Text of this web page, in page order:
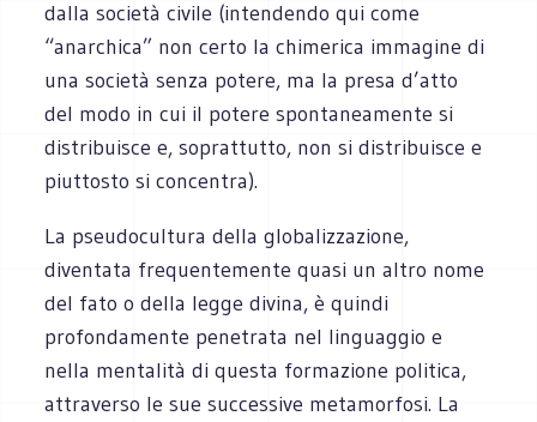
dalla società civile (intendendo qui come
“anarchica” non certo la chimerica immagine di
una società senza potere, ma la presa d’atto
del modo in cui il potere spontaneamente si
distribuisce e, soprattutto, non si distribuisce e
piuttosto si concentra).
La pseudocultura della globalizzazione,
diventata frequentemente quasi un altro nome
del fato o della legge divina, è quindi
profondamente penetrata nel linguaggio e
nella mentalità di questa formazione politica,
attraverso le sue successive metamorfosi. La